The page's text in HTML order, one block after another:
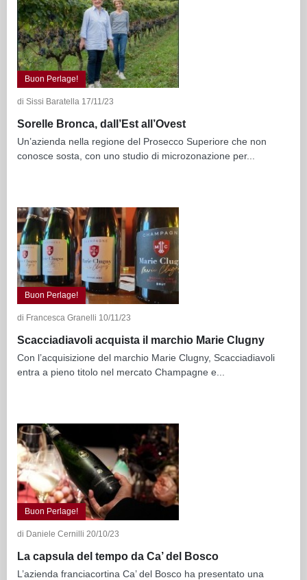
Buon Perlage!
di Sissi Baratella 17/11/23
Sorelle Bronca, dall’Est all’Ovest
Un’azienda nella regione del Prosecco Superiore che non
conosce sosta, con uno studio di microzonazione per...
Buon Perlage!
di Francesca Granelli 10/11/23
Scacciadiavoli acquista il marchio Marie Clugny
Con l’acquisizione del marchio Marie Clugny, Scacciadiavoli
entra a pieno titolo nel mercato Champagne e...
Buon Perlage!
di Daniele Cernilli 20/10/23
La capsula del tempo da Ca’ del Bosco
L’azienda franciacortina Ca’ del Bosco ha presentato una